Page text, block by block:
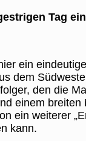
Tag
ein
dem
den die
einem breiten
ein weiterer
kann.